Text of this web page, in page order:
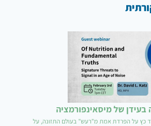
בעידן של מיסאינפורמציה
כץ על הפרדת אמת מ"רעש" בעולם התזונה, על